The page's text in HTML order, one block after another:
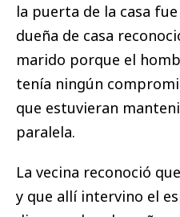
la puerta de la casa
dueña de casa
marido porque el
tenía ningún
que estuvieran
paralela.
La vecina reconoció
y que allí intervino el